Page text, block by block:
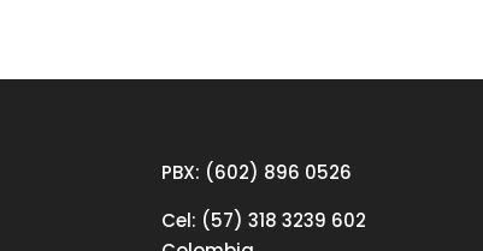
PBX: (602) 896 0526
Cel: (57) 318 3239 602